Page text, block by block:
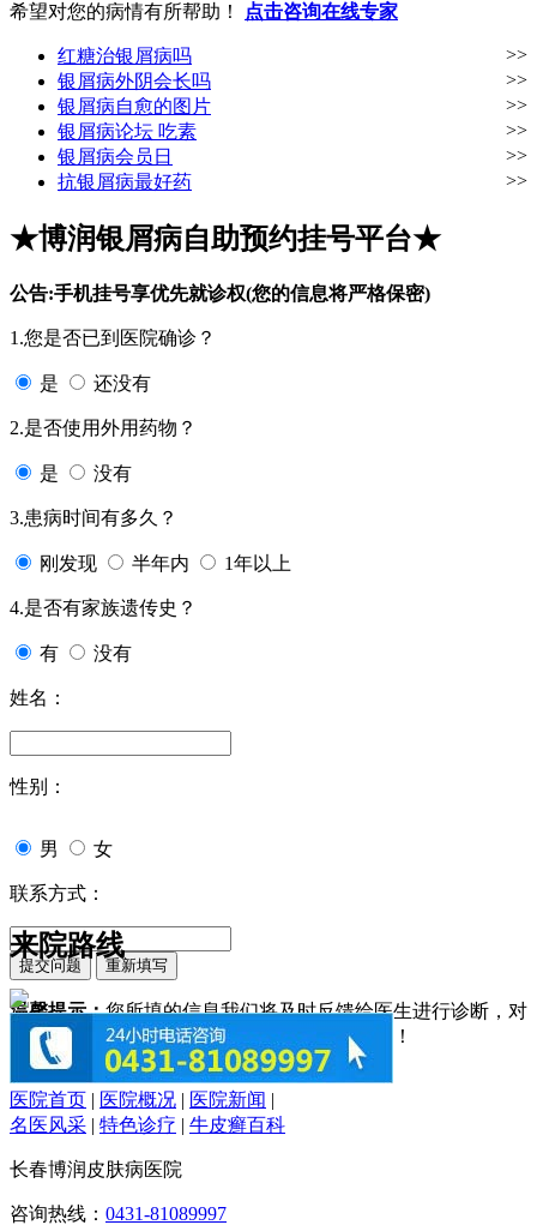
希望对您的病情有所帮助！ 点击咨询在线专家
红糖治银屑病吗
>>
银屑病外阴会长吗
>>
银屑病自愈的图片
>>
银屑病论坛 吃素
>>
银屑病会员日
>>
抗银屑病最好药
>>
★博润银屑病自助预约挂号平台★
公告:手机挂号享优先就诊权(您的信息将严格保密)
1.您是否已到医院确诊？
是 还没有
2.是否使用外用药物？
是 没有
3.患病时间有多久？
刚发现 半年内 1年以上
4.是否有家族遗传史？
有 没有
姓名：
性别：
男 女
联系方式：
温馨提示：您所填的信息我们将及时反馈给医生进行诊断，对
于您的个人信息我们承诺绝对保密！请您放心！
来院路线
医院首页 | 医院概况 | 医院新闻 |
名医风采 | 特色诊疗 | 牛皮癣百科
长春博润皮肤病医院
咨询热线： 0431-81089997